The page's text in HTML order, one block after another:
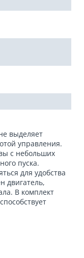
выделяет
управления.
с небольших
пуска.
для удобства
двигатель,
В комплект